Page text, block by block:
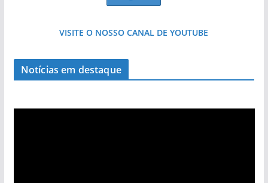
VISITE O NOSSO CANAL DE YOUTUBE
Notícias em destaque
Foto do dia: uma cidade algarvia que cresceu
entre redes e fábricas